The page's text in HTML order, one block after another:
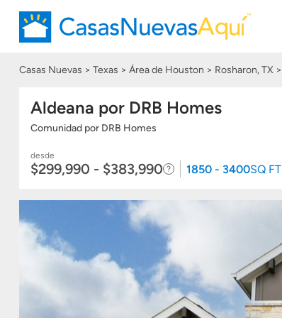
Casas Nuevas Texas Área de Houston Rosharon, TX
Aldeana por DRB Homes
Comunidad por DRB Homes
desde
$299,990 - $383,990 1850 - 3400SQ FT